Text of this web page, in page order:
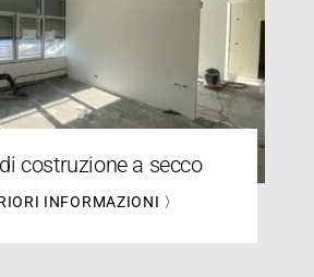
costruzione a secco
INFORMAZIONI 〉